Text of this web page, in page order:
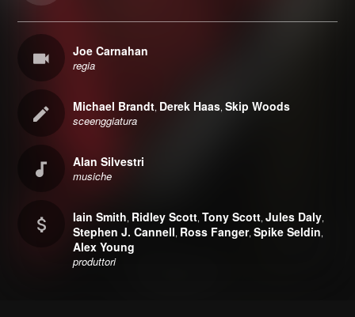
Joe Carnahan
regia
Michael Brandt, Derek Haas,Skip Woods
sceenggiatura
Alan Silvestri
musiche
Iain Smith, Ridley Scott,Tony Scott,Jules Daly,
Stephen J. Cannell, Ross Fanger,Spike Seldin,
Alex Young
produttori